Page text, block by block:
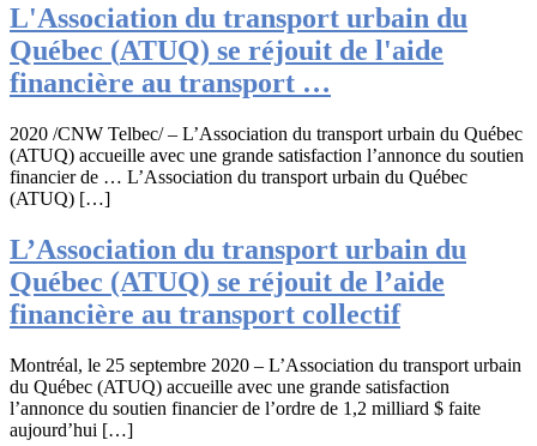
L'Association du transport urbain du
Québec (ATUQ) se réjouit de l'aide
financière au transport …
2020 /CNW Telbec/ – L’Association du transport urbain du Québec
(ATUQ) accueille avec une grande satisfaction l’annonce du soutien
financier de … L’Association du transport urbain du Québec
(ATUQ) […]
L’Association du transport urbain du
Québec (ATUQ) se réjouit de l’aide
financière au transport collectif
Montréal, le 25 septembre 2020 – L’Association du transport urbain
du Québec (ATUQ) accueille avec une grande satisfaction
l’annonce du soutien financier de l’ordre de 1,2 milliard $ faite
aujourd’hui […]